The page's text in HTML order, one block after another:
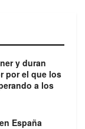
y duran
por el que los
a los
España